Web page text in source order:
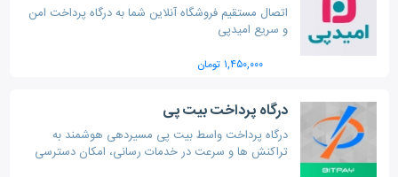
اتصال مستقیم فروشگاه آنلاین شما به درگاه پرداخت امن
و سریع امیدپی
درگاه پرداخت بیت پی
درگاه پرداخت واسط بیت پی مسیردهی هوشمند به
تراکنش ها و سرعت در خدمات رسانی، امکان دسترسی